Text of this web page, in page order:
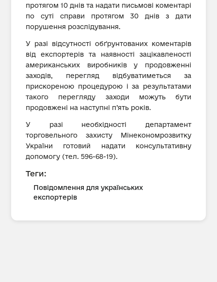
протягом 10 днів та надати письмові коментарі
по суті справи протягом 30 днів з дати
порушення розслідування.
У разі відсутності обґрунтованих коментарів
від експортерів та наявності зацікавленості
американських виробників у продовженні
заходів, перегляд відбуватиметься за
прискореною процедурою і за результатами
такого перегляду заходи можуть бути
продовжені на наступні п’ять років.
У разі необхідності департамент
торговельного захисту Мінекономрозвитку
України готовий надати консультативну
допомогу (тел. 596-68-19).
Теги:
Повідомлення для українських
експортерів